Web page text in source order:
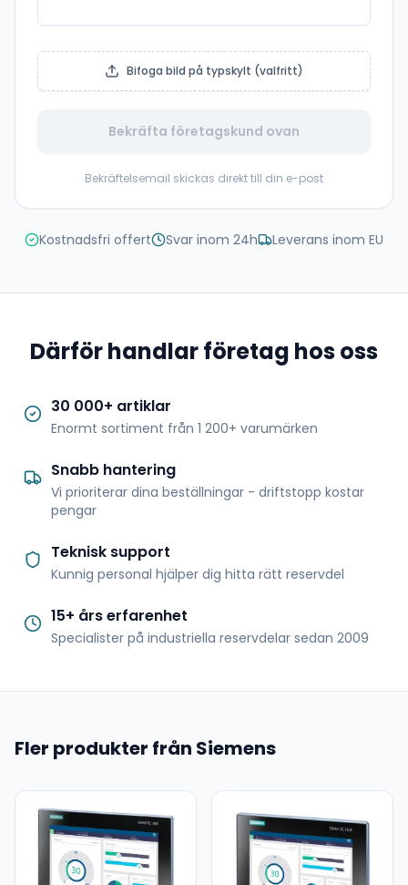
Bifoga bild på typskylt (valfritt)
Bekräfta företagskund ovan
Bekräftelsemail skickas direkt till din e-post
Kostnadsfri offert Svar inom 24h Leverans inom EU
Därför handlar företag hos oss
30 000+ artiklar
Enormt sortiment från 1 200+ varumärken
Snabb hantering
Vi prioriterar dina beställningar - driftstopp kostar
pengar
Teknisk support
Kunnig personal hjälper dig hitta rätt reservdel
15+ års erfarenhet
Specialister på industriella reservdelar sedan 2009
Fler produkter från Siemens